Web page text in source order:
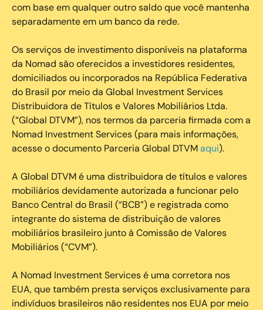
com base em qualquer outro saldo que você mantenha
separadamente em um banco da rede.
Os serviços de investimento disponíveis na plataforma
da Nomad são oferecidos a investidores residentes,
domiciliados ou incorporados na República Federativa
do Brasil por meio da Global Investment Services
Distribuidora de Títulos e Valores Mobiliários Ltda.
(“Global DTVM”), nos termos da parceria firmada com a
Nomad Investment Services (para mais informações,
acesse o documento Parceria Global DTVMaqui).
A Global DTVM é uma distribuidora de títulos e valores
mobiliários devidamente autorizada a funcionar pelo
Banco Central do Brasil (“BCB”) e registrada como
integrante do sistema de distribuição de valores
mobiliários brasileiro junto à Comissão de Valores
Mobiliários (“CVM”).
‍A Nomad Investment Services é uma corretora nos
EUA, que também presta serviços exclusivamente para
indivíduos brasileiros não residentes nos EUA por meio